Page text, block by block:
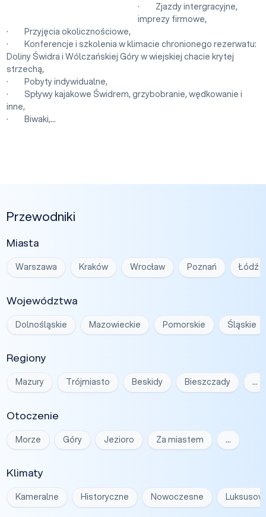
· Zjazdy intergracyjne,
imprezy firmowe,
· Przyjęcia okolicznościowe,
· Konferencje i szkolenia w klimacie chronionego rezerwatu:
Doliny Świdra i Wólczańskiej Góry w wiejskiej chacie krytej
strzechą,
· Pobyty indywidualne,
· Spływy kajakowe Świdrem, grzybobranie, wędkowanie i
inne,
· Biwaki,...
Przewodniki
Miasta
Warszawa Kraków Wrocław Poznań Łódź
Województwa
Dolnośląskie Mazowieckie Pomorskie Śląskie
Regiony
Mazury Trójmiasto Beskidy Bieszczady …
Otoczenie
Morze Góry Jezioro Za miastem …
Klimaty
Kameralne Historyczne Nowoczesne